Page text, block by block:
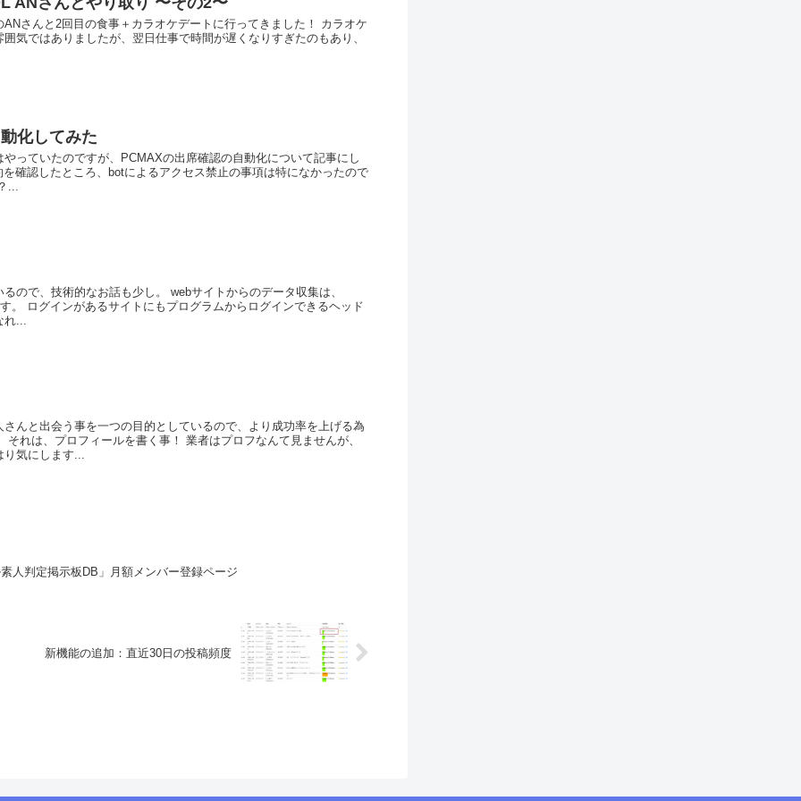
さんと2回目の食事＋カラオケデートに行ってきました！ カラオケ
気ではありましたが、翌日仕事で時間が遅くなりすぎたのもあり、
化してみた
っていたのですが、PCMAXの出席確認の自動化について記事にし
確認したところ、botによるアクセス禁止の事項は特になかったので
...
ので、技術的なお話も少し。 webサイトからのデータ収集は、
。 ログインがあるサイトにもプログラムからログインできるヘッド
...
んと出会う事を一つの目的としているので、より成功率を上げる為
れは、プロフィールを書く事！ 業者はプロフなんて見ませんが、
気にします...
人判定掲示板DB」月額メンバー登録ページ
新機能の追加：直近30日の投稿頻度